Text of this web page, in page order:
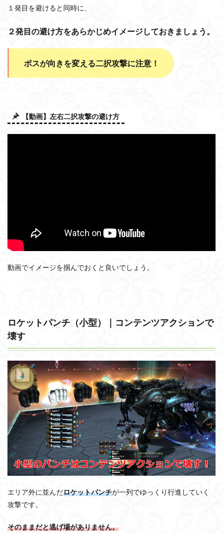
１発目を避けると同時に、
２発目の避け方をあらかじめイメージしておきましょう。
ボスが向きを変える二択攻撃に注意！
【動画】左右二択攻撃の避け方
動画でイメージを掴んでおくと良いでしょう。
ロケットパンチ（小型）｜コンテンツアクションで
壊す
エリア外に並んだロケットパンチが一列でゆっくり行進していく
攻撃です。
そのままだと逃げ場がありません。